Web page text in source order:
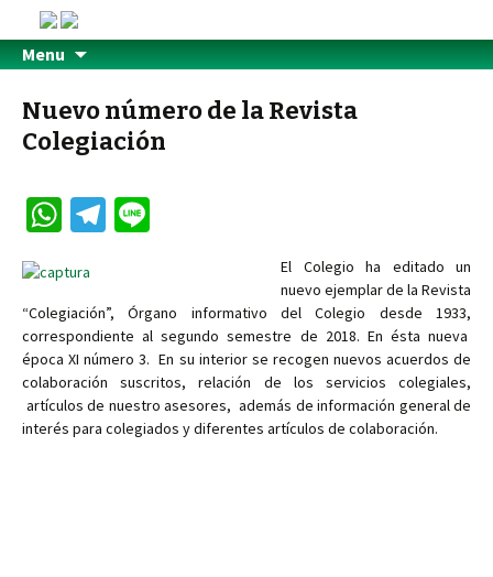
Menu
Nuevo número de la Revista
Colegiación
W
at
sA
p
p
Te
a
m
El Colegio ha editado un
nuevo ejemplar de la Revista
“Colegiación”, Órgano informativo del Colegio desde 1933,
correspondiente al segundo semestre de 2018. En ésta nueva
época XI número 3. En su interior se recogen nuevos acuerdos de
colaboración suscritos, relación de los servicios colegiales,
artículos de nuestro asesores, además de información general de
interés para colegiados y diferentes artículos de colaboración.